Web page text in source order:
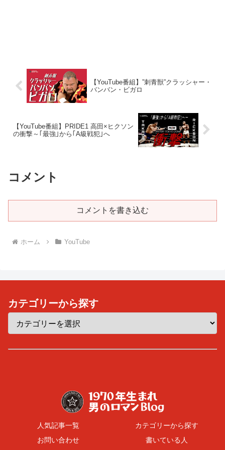
【YouTube番組】”刺青獣”クラッシャー・
バンバン・ビガロ
【YouTube番組】PRIDE1 高田×ヒクソン
の衝撃～｢最強｣から｢A級戦犯｣へ
コメント
コメントを書き込む
ホーム YouTube
カテゴリーから探す
人気記事一覧
カテゴリーから探す
お問い合わせ
書いている人